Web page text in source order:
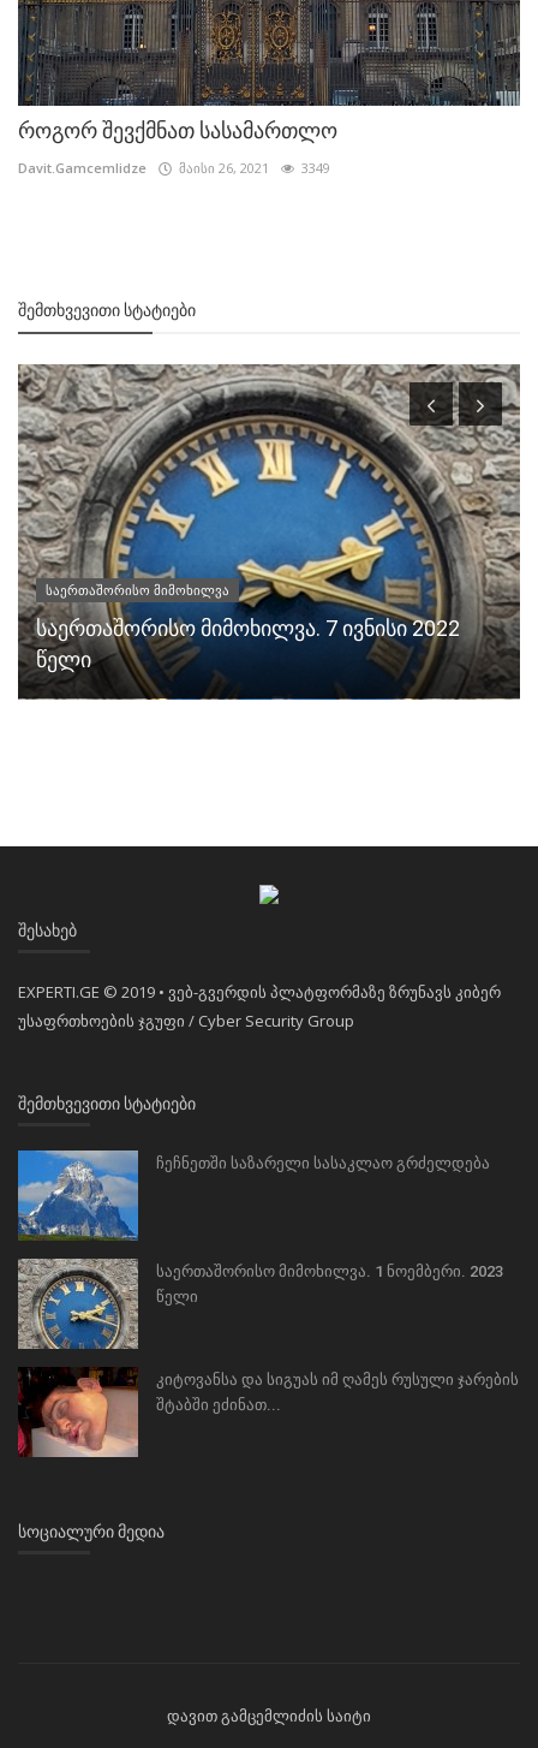
როგორ შევქმნათ სასამართლო
Davit.Gamcemlidze მაისი 26, 2021 3349
ᲨᲔᲛᲗᲮᲕᲔᲕᲘᲗᲘ ᲡᲢᲐᲢᲘᲔᲑᲘ
საერთაშორისო მიმოხილვა
საერთაშორისო მიმოხილვა. 7 ივნისი 2022
წელი
ᲨᲔᲡᲐᲮᲔᲑ
EXPERTI.GE © 2019 • ვებ-გვერდის პლატფორმაზე ზრუნავს კიბერ
უსაფრთხოების ჯგუფი / Cyber Security Group
ᲨᲔᲛᲗᲮᲕᲔᲕᲘᲗᲘ ᲡᲢᲐᲢᲘᲔᲑᲘ
ჩეჩნეთში საზარელი სასაკლაო გრძელდება
საერთაშორისო მიმოხილვა. 1 ნოემბერი. 2023
წელი
კიტოვანსა და სიგუას იმ ღამეს რუსული ჯარების
შტაბში ეძინათ...
ᲡᲝᲪᲘᲐᲚᲣᲠᲘ ᲛᲔᲓᲘᲐ
დავით გამცემლიძის საიტი